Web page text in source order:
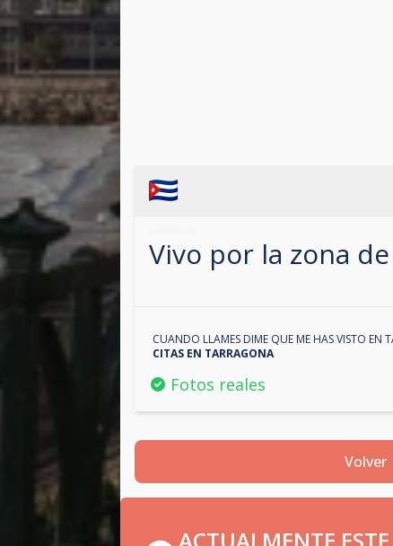
Vivo por la zona de
CUANDO LLAMES DIME QUE ME HAS VISTO EN
CITAS EN TARRAGONA
Fotos reales
Volver